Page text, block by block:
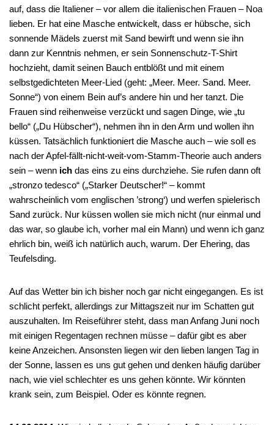
auf, dass die Italiener – vor allem die italienischen Frauen – Noa
lieben. Er hat eine Masche entwickelt, dass er hübsche, sich
sonnende Mädels zuerst mit Sand bewirft und wenn sie ihn
dann zur Kenntnis nehmen, er sein Sonnenschutz-T-Shirt
hochzieht, damit seinen Bauch entblößt und mit einem
selbstgedichteten Meer-Lied (geht: „Meer. Meer. Sand. Meer.
Sonne“) von einem Bein auf’s andere hin und her tanzt. Die
Frauen sind reihenweise verzückt und sagen Dinge, wie „tu
bello“ („Du Hübscher“), nehmen ihn in den Arm und wollen ihn
küssen. Tatsächlich funktioniert die Masche auch – wie soll es
nach der Apfel-fällt-nicht-weit-vom-Stamm-Theorie auch anders
sein – wenn ich das eins zu eins durchziehe. Sie rufen dann oft
„stronzo tedesco“ („Starker Deutscher!“ – kommt
wahrscheinlich vom englischen ’strong‘) und werfen spielerisch
Sand zurück. Nur küssen wollen sie mich nicht (nur einmal und
das war, so glaube ich, vorher mal ein Mann) und wenn ich ganz
ehrlich bin, weiß ich natürlich auch, warum. Der Ehering, das
Teufelsding.
Auf das Wetter bin ich bisher noch gar nicht eingegangen. Es ist
schlicht perfekt, allerdings zur Mittagszeit nur im Schatten gut
auszuhalten. Im Reiseführer steht, dass man Anfang Juni noch
mit einigen Regentagen rechnen müsse – dafür gibt es aber
keine Anzeichen. Ansonsten liegen wir den lieben langen Tag in
der Sonne, lassen es uns gut gehen und denken häufig darüber
nach, wie viel schlechter es uns gehen könnte. Wir könnten
krank sein, zum Beispiel. Oder es könnte regnen.